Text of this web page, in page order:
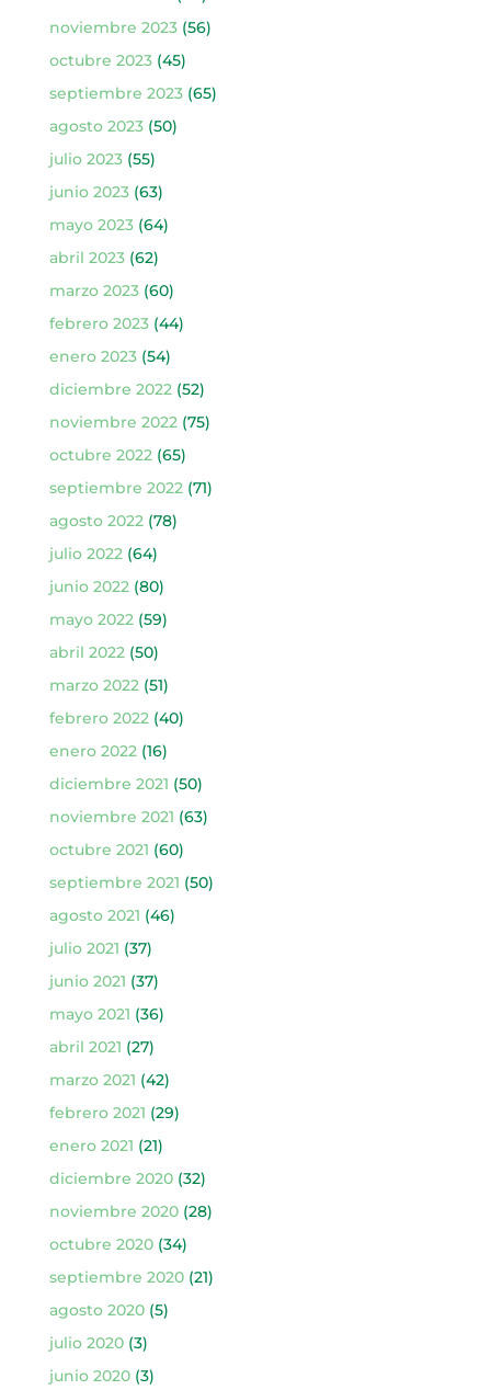
noviembre 2023(56)
octubre 2023(45)
septiembre 2023(65)
agosto 2023(50)
julio 2023(55)
junio 2023(63)
mayo 2023(64)
abril 2023(62)
marzo 2023(60)
febrero 2023(44)
enero 2023(54)
diciembre 2022(52)
noviembre 2022(75)
octubre 2022(65)
septiembre 2022(71)
agosto 2022(78)
julio 2022(64)
junio 2022(80)
mayo 2022(59)
abril 2022(50)
marzo 2022(51)
febrero 2022(40)
enero 2022(16)
diciembre 2021 (50)
noviembre 2021 (63)
octubre 2021 (60)
septiembre 2021 (50)
agosto 2021 (46)
julio 2021 (37)
junio 2021 (37)
mayo 2021 (36)
abril 2021 (27)
marzo 2021 (42)
febrero 2021 (29)
enero 2021 (21)
diciembre 2020(32)
noviembre 2020(28)
octubre 2020(34)
septiembre 2020(21)
agosto 2020(5)
julio 2020(3)
junio 2020(3)